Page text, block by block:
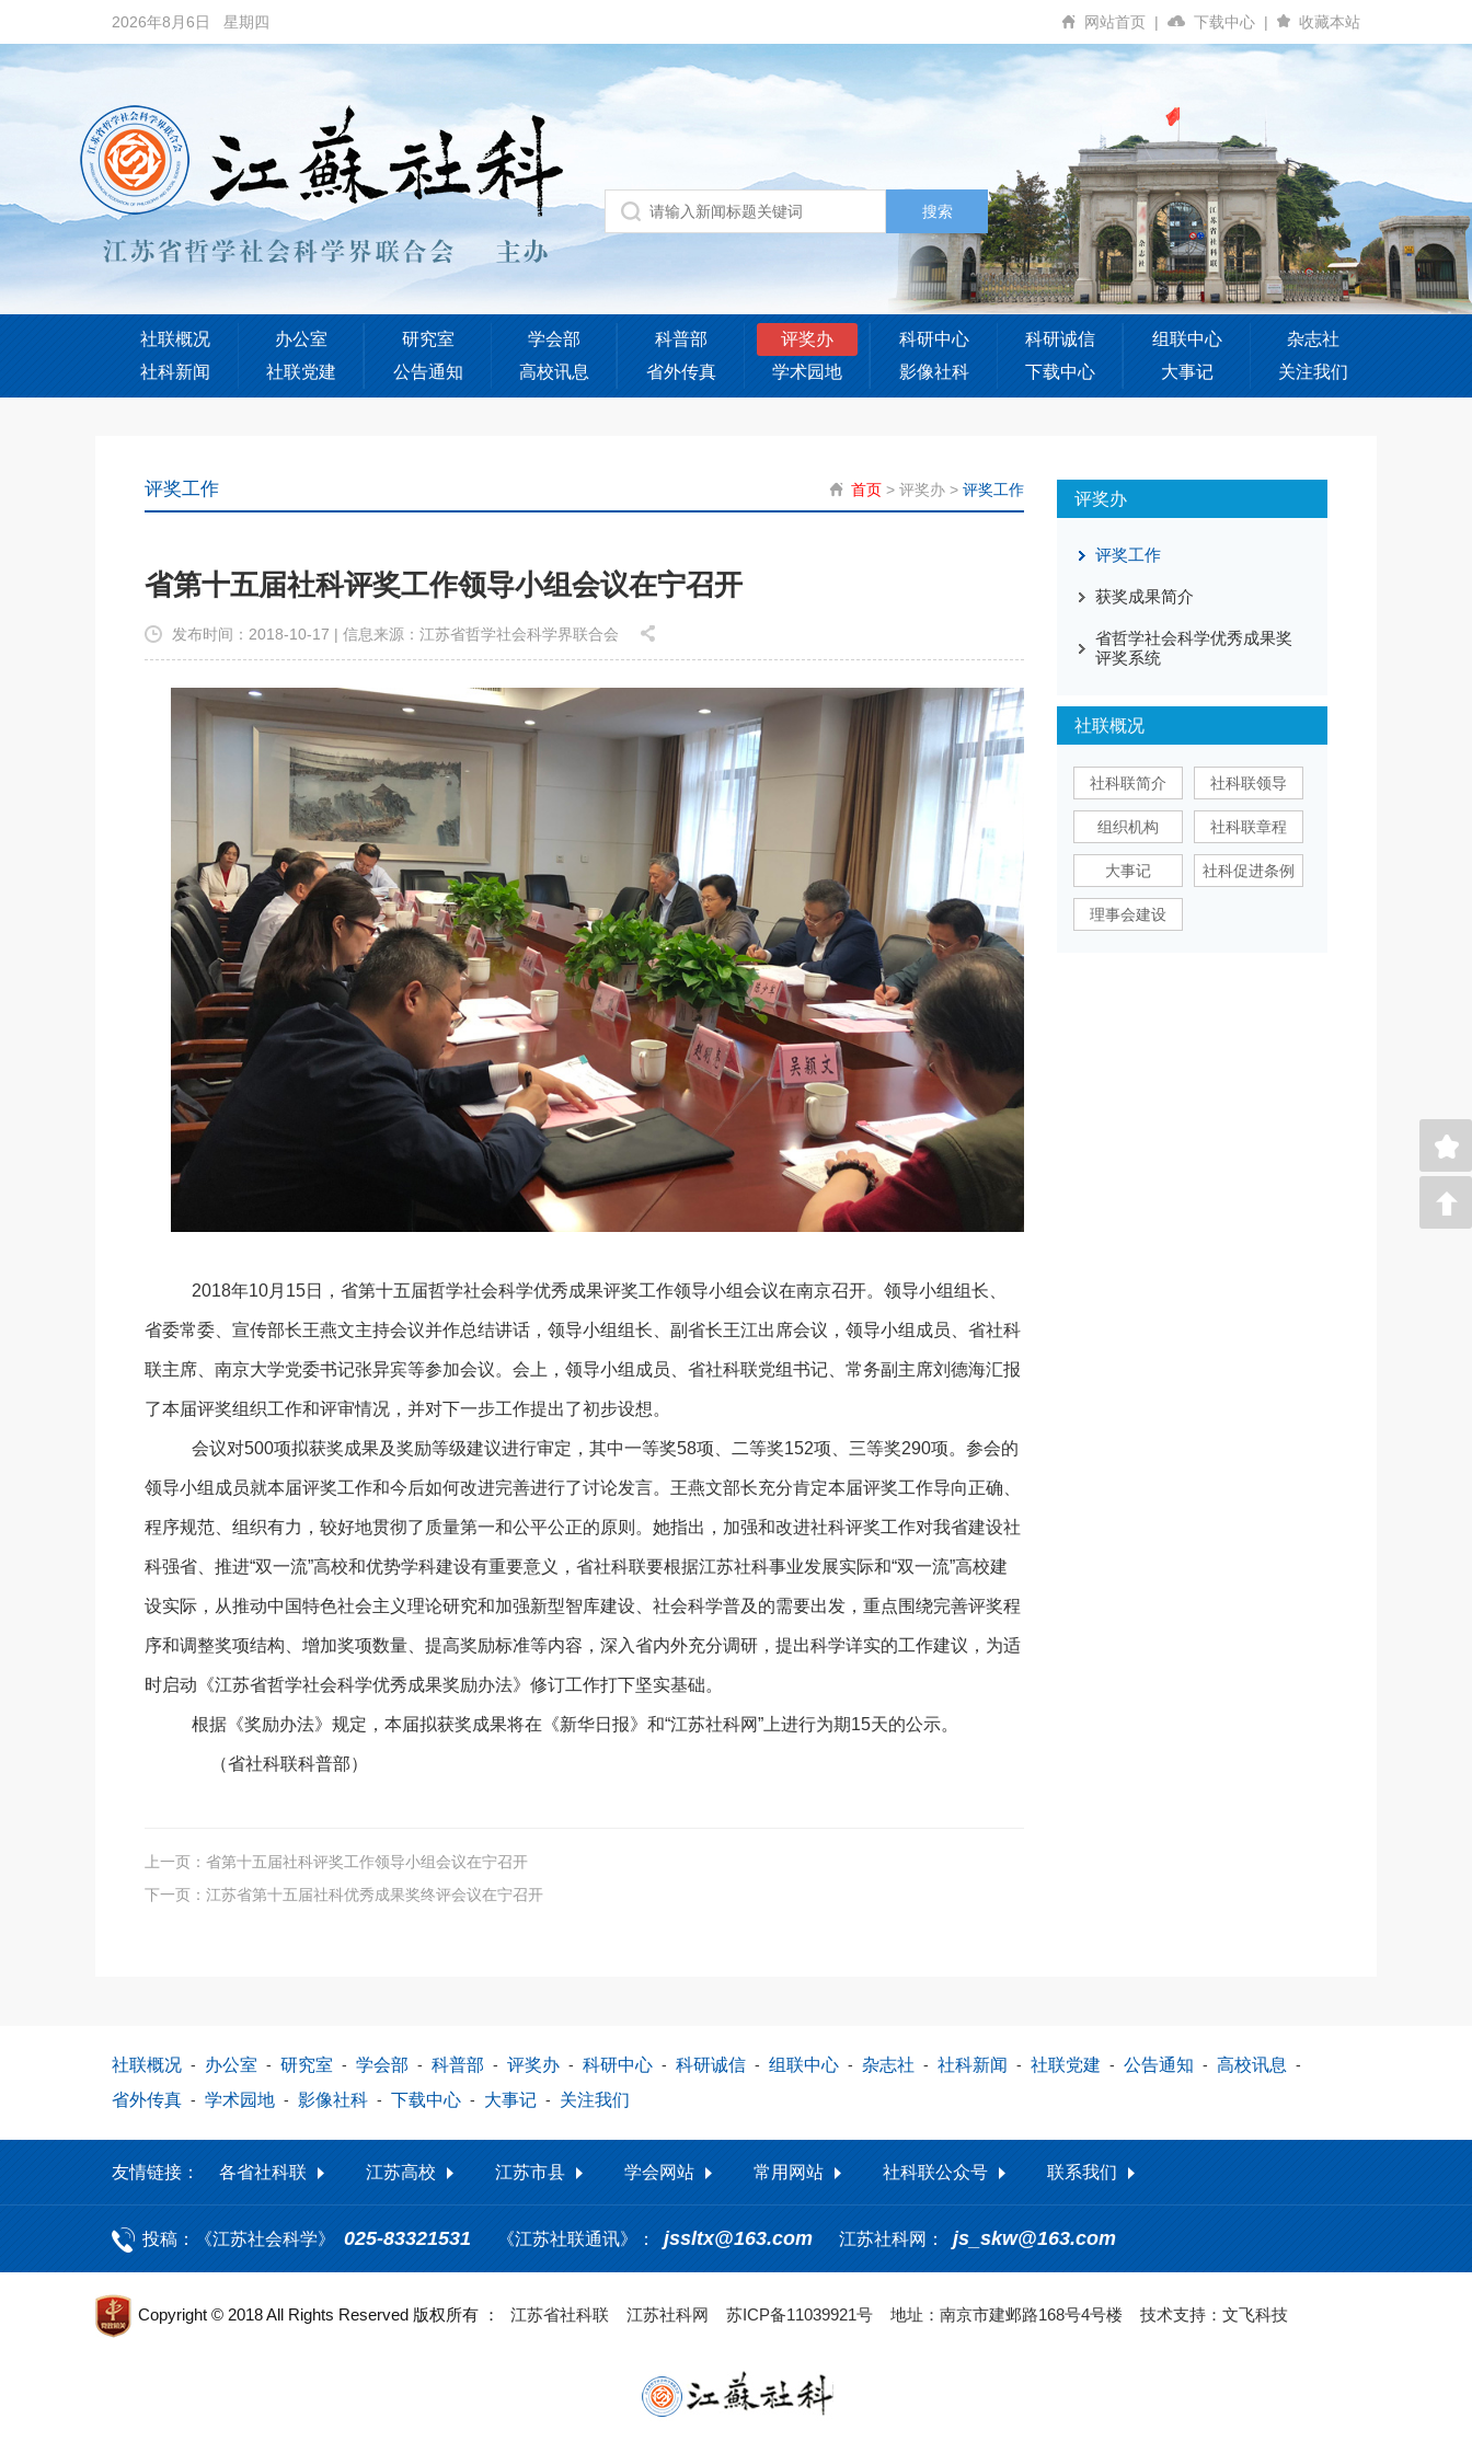
2026年8月6日 星期四 网站首页 | 下载中心 | 收藏本站
社联概况 办公室 研究室 学会部 科普部 评奖办 科研中心 科研诚信 组联中心
杂志社
社科新闻
社联党建 公告通知 高校讯息 省外传真 学术园地 影像社科 下载中心 大事记 关注我们
评奖工作 首页> 评奖办> 评奖工作
省第十五届社科评奖工作领导小组会议在宁召开
发布时间：2018-10-17 | 信息来源：江苏省哲学社会科学界联合会
2018年10月 15日，省第十五届哲学社会科学优秀成果评奖工作领导小组会议在南京召开。领导小组组长、
省委常委、宣传部长王燕文主持会议并作总结讲话，领导小组组长、副省长王江出席会议，领导小组成员、省社科
联主席、南京大学党委书记张异宾等参加会议。会上，领导小组成员、省社科联党组书记、常务副主席刘德海汇报
了本届评奖组织工作和评审情况，并对下一步工作提出了初步设想。
会议对500项拟获奖成果及奖励等级建议进行审定，其中一等奖58项、二等奖152项、三等奖290项。参会的
领导小组成员就本届评奖工作和今后如何改进完善进行了讨论发言。王燕文部长充分肯定本届评奖工作导向正确、
程序规范、组织有力，较好地贯彻了质量第一和公平公正的原则。她指出，加强和改进社科评奖工作对我省建设社
科强省、推进“双一流”高校和优势学科建设有重要意义，省社科联要根据江苏社科事业发展实际和“双一流”高校建
设实际，从推动中国特色社会主义理论研究和加强新型智库建设、社会科学普及的需要出发，重点围绕完善评奖程
序和调整奖项结构、增加奖项数量、提高奖励标准等内容，深入省内外充分调研，提出科学详实的工作建议，为适
时启动《江苏省哲学社会科学优秀成果奖励办法》修订工作打下坚实基础。
根据《奖励办法》规定，本届拟获奖成果将在《新华日报》和“江苏社科网”上进行为期15天的公示。
（省社科联科普部）
上一页： 省第十五届社科评奖工作领导小组会议在宁召开
下一页： 江苏省第十五届社科优秀成果奖终评会议在宁召开
评奖办
评奖工作
获奖成果简介
省哲学社会科学优秀成果奖
评奖系统
社联概况
社科联简介 社科联领导
组织机构 社科联章程
大事记 社科促进条例
理事会建设
社联概况 - 办公室 - 研究室 - 学会部 - 科普部 - 评奖办 - 科研中心 - 科研诚信 - 组联中心 - 杂志社 - 社科新闻 - 社联党建 - 公告通知 - 高校讯息 -
省外传真 - 学术园地 - 影像社科 - 下载中心 - 大事记 - 关注我们
友情链接： 各省社科联 江苏高校 江苏市县 学会网站 常用网站 社科联公众号 联系我们
投稿：《江苏社会科学》 025-83321531 《江苏社联通讯》： jssltx@163.com 江苏社科网： js_skw@163.com
Copyright © 2018 All Rights Reserved 版权所有 ： 江苏省社科联 江苏社科网 苏ICP备11039921号 地址：南京市建邺路168号4号楼 技术支持：文飞科技